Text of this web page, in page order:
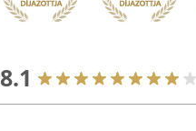
8.1